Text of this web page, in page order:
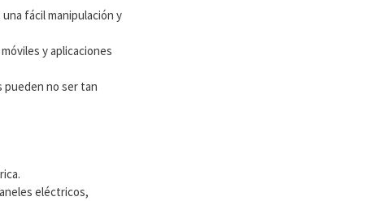
fácil manipulación y
y aplicaciones
pueden no ser tan
eléctricos,